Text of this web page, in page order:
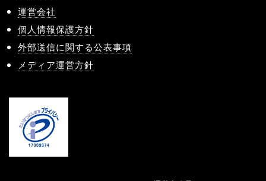
運営会社
個人情報保護方針
外部送信に関する公表事項
メディア運営方針